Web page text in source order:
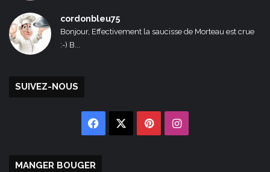
cordonbleu75
Bonjour, Effectivement la saucisse de Morteau est crue
:-) B...
SUIVEZ-NOUS
Facebook PinterestInstagram
MANGER BOUGER